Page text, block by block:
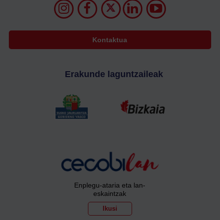
Kontaktua
Erakunde laguntzaileak
Enplegu-ataria eta lan-
eskaintzak
Ikusi